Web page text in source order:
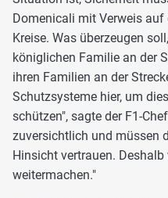
Domenicali mit Verweis
Kreise. Was überzeugen
königlichen Familie an der
ihren Familien an der
Schutzsysteme hier, um
schützen", sagte der F1-
zuversichtlich und müssen
Hinsicht vertrauen.
weitermachen."